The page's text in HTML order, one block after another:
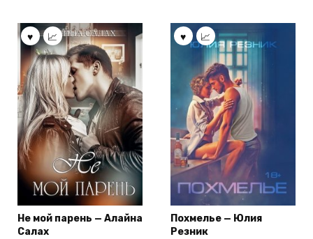
Не мой парень — Алайна
Салах
Похмелье — Юлия
Резник